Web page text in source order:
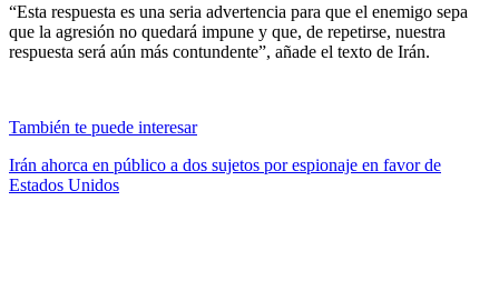
“Esta respuesta es una seria advertencia para que el enemigo sepa
que la agresión no quedará impune y que, de repetirse, nuestra
respuesta será aún más contundente”, añade el texto de Irán.
También te puede interesar
Irán ahorca en público a dos sujetos por espionaje en favor de
Estados Unidos